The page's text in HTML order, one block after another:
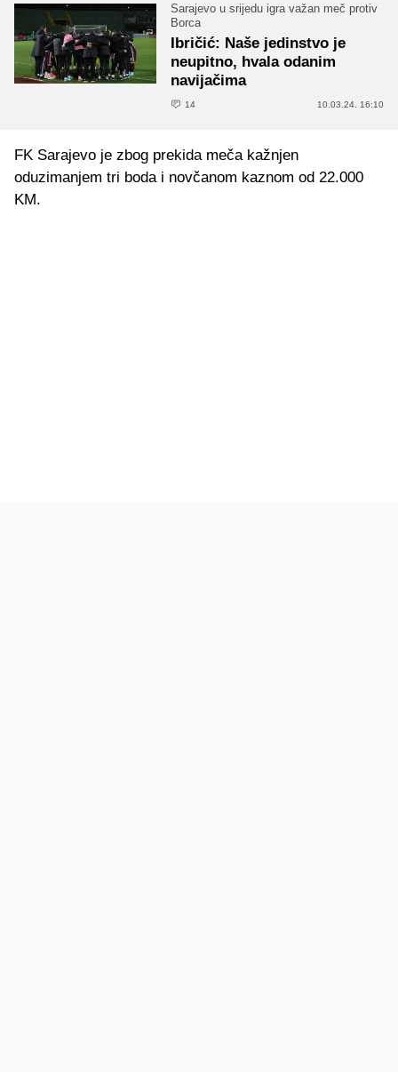
Sarajevo u srijedu igra važan meč protiv
Borca
Ibričić: Naše jedinstvo je
neupitno, hvala odanim
navijačima
14 10.03.24. 16:10
FK Sarajevo je zbog prekida meča kažnjen
oduzimanjem tri boda i novčanom kaznom od 22.000
KM.